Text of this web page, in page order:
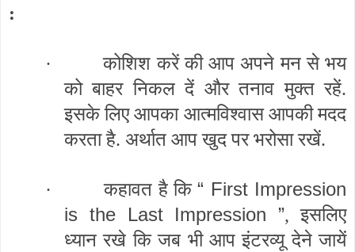
:
·
कोशिश करें की आप अपने मन से भय
को बाहर निकल दें और तनाव मुक्त रहें.
इसके लिए आपका आत्मविश्वास आपकी मदद
करता है. अर्थात आप खुद पर भरोसा रखें.
· कहावत है कि“ First Impression
is the Last Impression ”, इसलिए
ध्यान रखे कि जब भी आप इंटरव्यू देने जायें